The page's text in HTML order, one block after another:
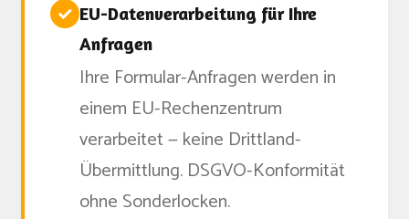
✓ EU-Datenverarbeitung für Ihre
Anfragen
Ihre Formular-Anfragen werden in
einem EU-Rechenzentrum
verarbeitet — keine Drittland-
Übermittlung. DSGVO-Konformität
ohne Sonderlocken.